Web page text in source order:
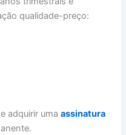
qualidade-preço:
adquirir umaassinatura